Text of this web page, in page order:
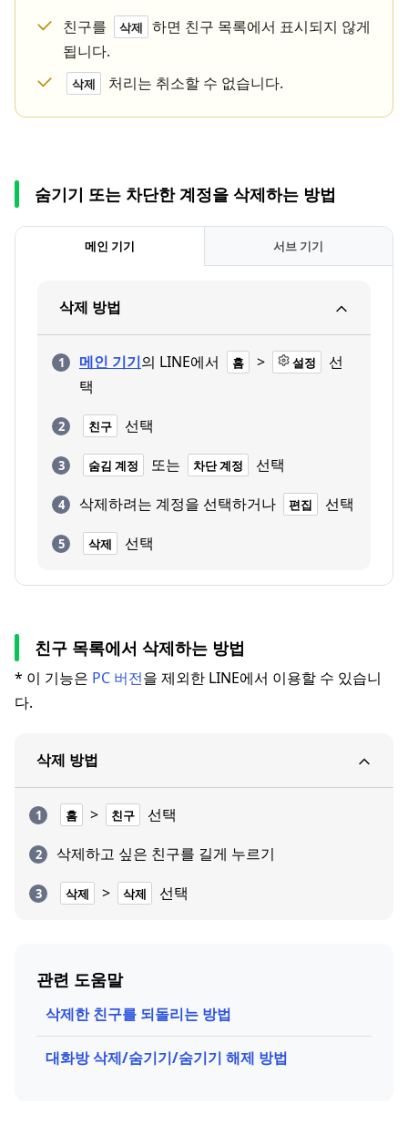
친구를 삭제
하면 친구 목록에서 표시되지 않게
됩니다.
삭제 처리는 취소할 수 없습니다.
숨기기 또는 차단한 계정을 삭제하는 방법
메인 기기 서브 기기
삭제 방법
메인 기기의 LINE에서 홈 > 설정
선
택
친구 선택
숨김 계정 또는 차단 계정
선택
삭제하려는 계정을 선택하거나
편집 선택
삭제 선택
친구 목록에서 삭제하는 방법
* 이 기능은 PC 버전을 제외한 LINE에서 이용할 수 있습니
다.
삭제 방법
홈 > 친구
선택
삭제하고 싶은 친구를 길게 누르기
삭제 > 삭제 선택
관련 도움말
삭제한 친구를 되돌리는 방법
대화방 삭제/숨기기/숨기기 해제 방법